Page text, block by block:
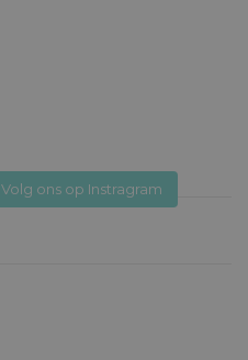
Volg ons op Instragram